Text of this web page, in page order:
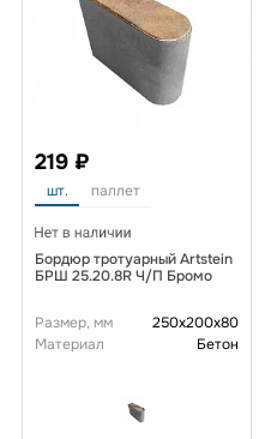
219 ₽
шт. паллет
Бордюр тротуарный Artstein
БРШ 25.20.8R Ч/П Бромо
Размер, мм
250x200x80
Материал
Бетон